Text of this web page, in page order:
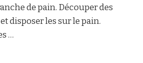
de pain. Découper des
disposer les sur le pain.
…